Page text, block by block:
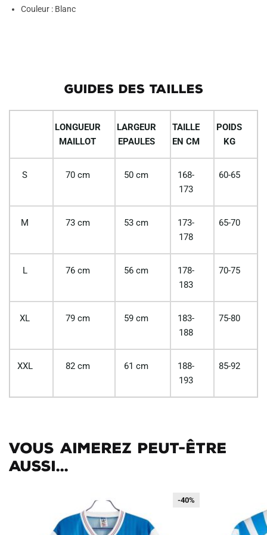
Couleur : Blanc
GUIDES DES TAILLES
LONGUEUR
MAILLOT
LARGEUR
EPAULES
TAILLE
EN CM
POIDS
KG
S 70 cm 50 cm
168-
173
60-65
M 73 cm 53 cm
173-
178
65-70
L 76 cm 56 cm
178-
183
70-75
XL 79 cm 59 cm
183-
188
75-80
XXL 82 cm 61 cm
188-
193
85-92
Vous aimerez peut-être
aussi...
-40%
-40%